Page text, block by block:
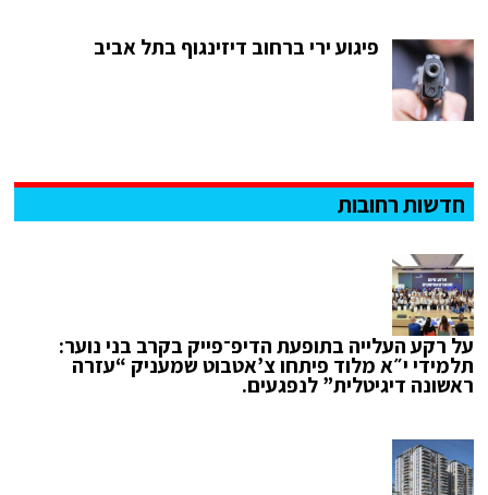
פיגוע ירי ברחוב דיזינגוף בתל אביב
חדשות רחובות
על רקע העלייה בתופעת הדיפ־פייק בקרב בני נוער:
תלמידי י״א מלוד פיתחו צ’אטבוט שמעניק “עזרה
ראשונה דיגיטלית” לנפגעים.